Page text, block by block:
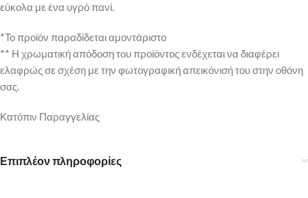
εύκολα με ένα υγρό πανί.
*Το προϊόν παραδίδεται αμοντάριστο
** Η χρωματική απόδοση του προϊόντος ενδέχεται να διαφέρει
ελαφρώς σε σχέση με την φωτογραφική απεικόνισή του στην οθόνη
σας.
Κατόπιν Παραγγελίας
Επιπλέον πληροφορίες